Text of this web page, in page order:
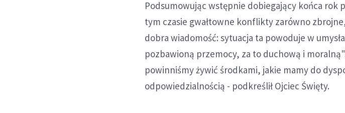
Podsumowując wstępnie dobiegający końca rok
tym czasie gwałtowne konflikty zarówno
dobra wiadomość: sytuacja ta powoduje w
pozbawioną przemocy, za to duchową i
powinniśmy żywić środkami, jakie mamy do
odpowiedzialnością - podkreślił Ojciec Święty.